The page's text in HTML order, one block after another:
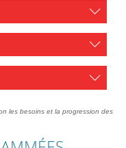
les besoins et la progression des